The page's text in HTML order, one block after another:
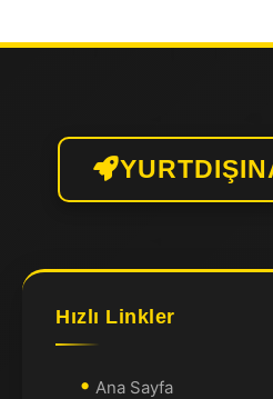
Hızlı Linkler
Ana Sayfa